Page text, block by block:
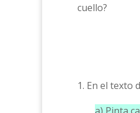
cuello?
1. En el texto
a) Pinta